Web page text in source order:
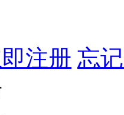
注册 忘